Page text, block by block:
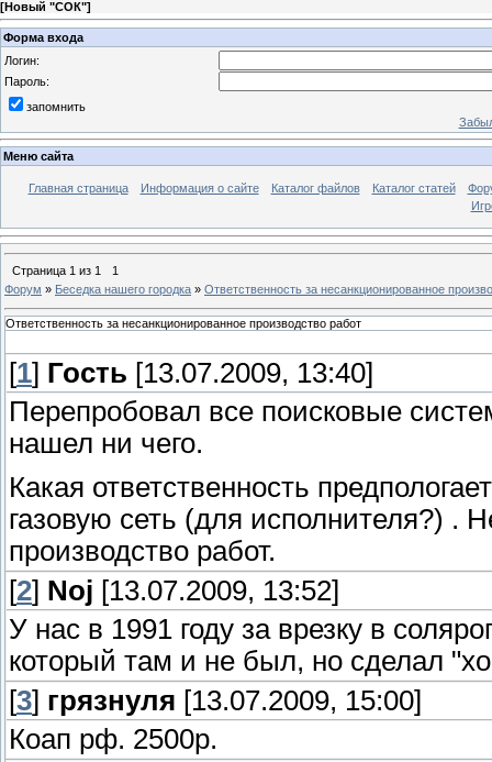
[Новый "СОК"]
Форма входа
Логин:
Пароль:
запомнить
Меню сайта
Главная страница Информация о сайте Каталог файлов Каталог статей
Страница 1 из 1
1
Форум » Беседка нашего городка » Ответственность за несанкционированное
Ответственность за несанкционированное производство работ
[1] Гость [13.07.2009, 13:40]
Перепробовал все поисковые
нашел ни чего.
Какая ответственность
газовую сеть (для исполнителя?) .
производство работ.
[2] Noj [13.07.2009, 13:52]
У нас в 1991 году за врезку в
который там и не был, но сделал
[3] грязнуля [13.07.2009, 15:00]
Коап рф. 2500р.